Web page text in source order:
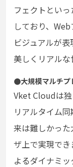
フェクトとい
しており、
ビジュアルが
美しくリアルな
●大規模マルチプ
Vket Cloudは
リアルタイム
来は難しかっ
ザ上で実現で
よるダイナミ